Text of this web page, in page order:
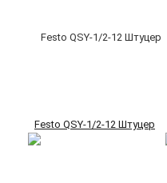
Festo QSY-1/2-12 Штуцер